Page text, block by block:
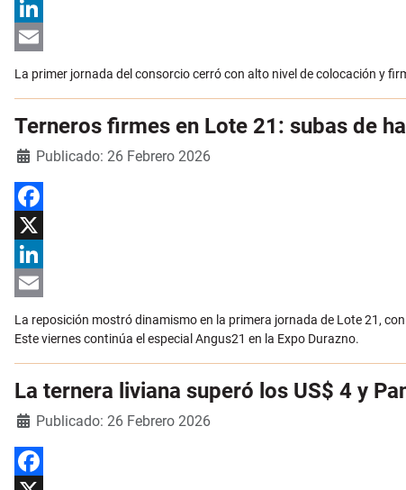
X
LinkedIn
Email
La primer jornada del consorcio cerró con alto nivel de colocación y
Terneros firmes en Lote 21: subas de
DetallesPublicado: 26 Febrero 2026
Facebook
X
LinkedIn
La reposición mostró dinamismo en la primera jornada de Lote 21,
Este viernes continúa el especial Angus21 en la Expo Durazno.
La ternera liviana superó los US$ 4 y
DetallesPublicado: 26 Febrero 2026